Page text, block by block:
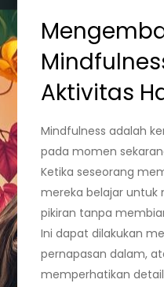
Aktivitas
Mindfulness adalah
pada momen
Ketika seseorang
mereka belajar untuk
pikiran tanpa
Ini dapat dilakukan
pernapasan dalam,
memperhatikan